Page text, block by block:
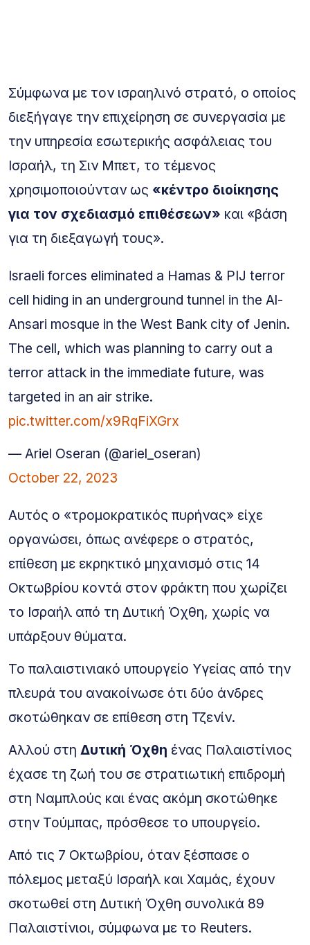
Σύμφωνα με τον ισραηλινό στρατό, ο οποίος
διεξήγαγε την επιχείρηση σε συνεργασία με
την υπηρεσία εσωτερικής ασφάλειας του
Ισραήλ, τη Σιν Μπετ, το τέμενος
χρησιμοποιούνταν ως «κέντρο διοίκησης
για τον σχεδιασμό επιθέσεων» και «βάση
για τη διεξαγωγή τους».
Israeli forces eliminated a Hamas & PIJ terror
cell hiding in an underground tunnel in the Al-
Ansari mosque in the West Bank city of Jenin.
The cell, which was planning to carry out a
terror attack in the immediate future, was
targeted in an air strike.
pic.twitter.com/x9RqFiXGrx
— Ariel Oseran (@ariel_oseran)
October 22, 2023
Αυτός ο «τρομοκρατικός πυρήνας» είχε
οργανώσει, όπως ανέφερε ο στρατός,
επίθεση με εκρηκτικό μηχανισμό στις 14
Οκτωβρίου κοντά στον φράκτη που χωρίζει
το Ισραήλ από τη Δυτική Όχθη, χωρίς να
υπάρξουν θύματα.
Το παλαιστινιακό υπουργείο Υγείας από την
πλευρά του ανακοίνωσε ότι δύο άνδρες
σκοτώθηκαν σε επίθεση στη Τζενίν.
Αλλού στη Δυτική Όχθη ένας Παλαιστίνιος
έχασε τη ζωή του σε στρατιωτική επιδρομή
στη Ναμπλούς και ένας ακόμη σκοτώθηκε
στην Τούμπας, πρόσθεσε το υπουργείο.
Από τις 7 Οκτωβρίου, όταν ξέσπασε ο
πόλεμος μεταξύ Ισραήλ και Χαμάς, έχουν
σκοτωθεί στη Δυτική Όχθη συνολικά 89
Παλαιστίνιοι, σύμφωνα με το Reuters.